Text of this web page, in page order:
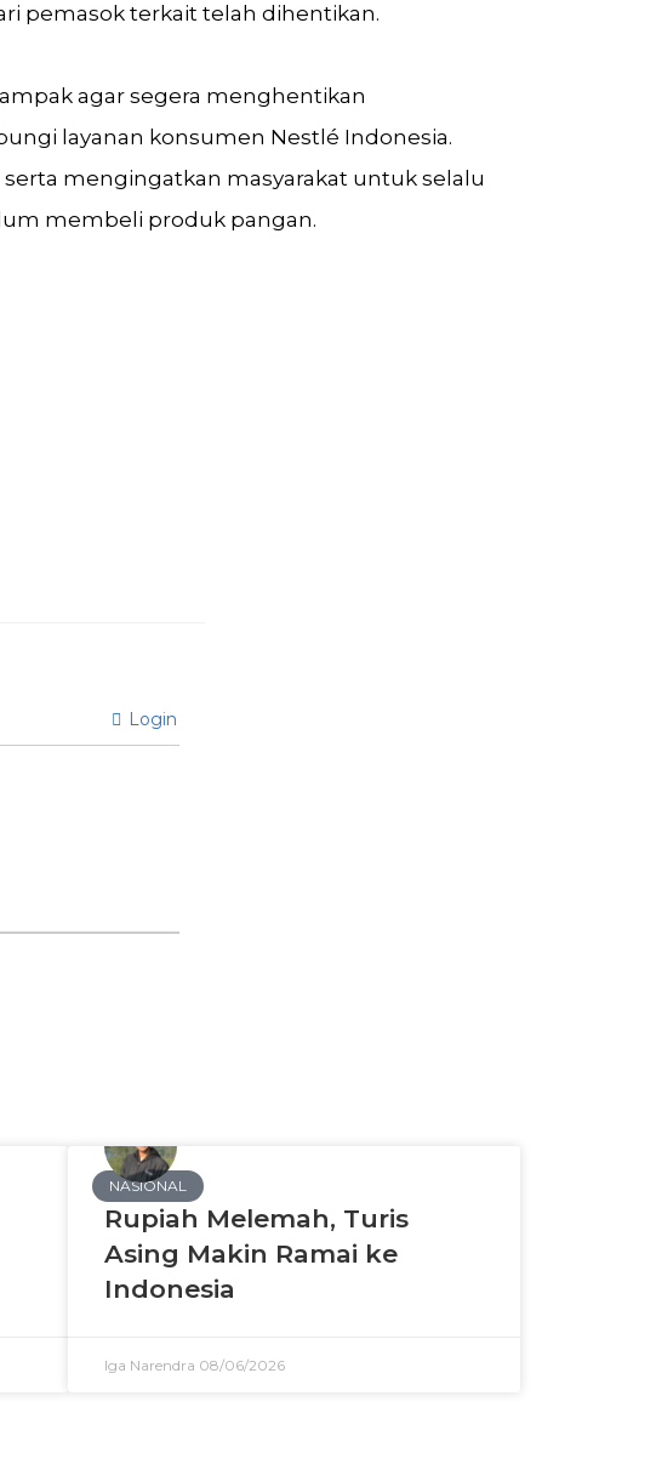
pemasok terkait telah dihentikan.
agar segera menghentikan
layanan konsumen Nestlé Indonesia.
mengingatkan masyarakat untuk selalu
membeli produk pangan.
Login
NASIONAL
Rupiah Melemah, Turis
Asing Makin Ramai ke
Indonesia
Iga Narendra 08/06/2026